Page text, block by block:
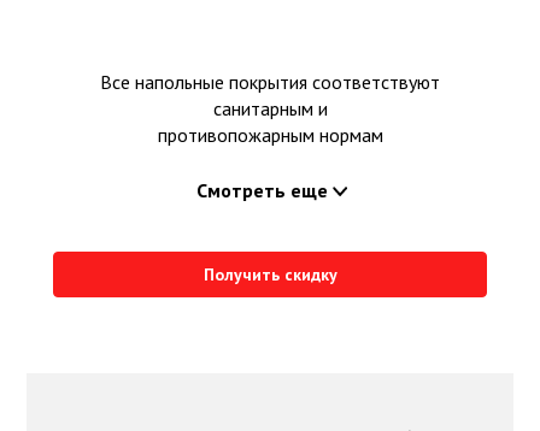
Все напольные покрытия соответствуют
санитарным и
противопожарным нормам
Смотреть еще
Получить скидку